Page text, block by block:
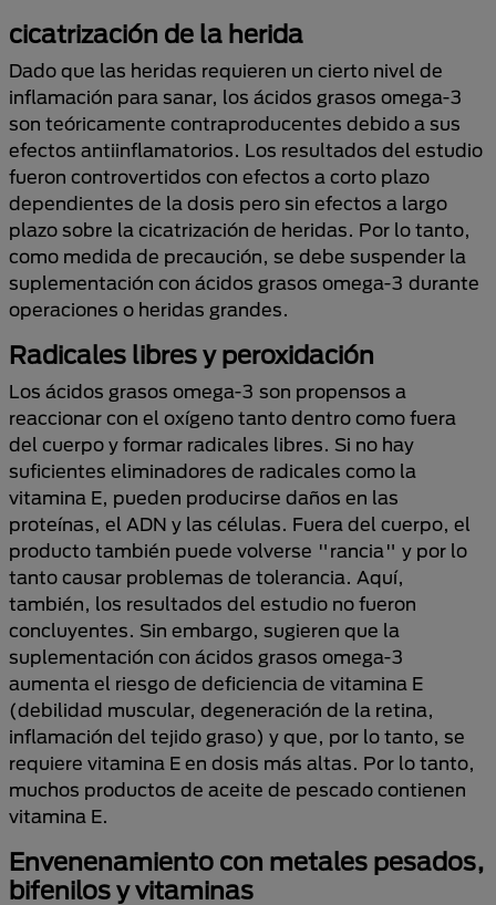
cicatrización de la herida
Dado que las heridas requieren un cierto nivel de
inflamación para sanar, los ácidos grasos omega-3
son teóricamente contraproducentes debido a sus
efectos antiinflamatorios. Los resultados del estudio
fueron controvertidos con efectos a corto plazo
dependientes de la dosis pero sin efectos a largo
plazo sobre la cicatrización de heridas. Por lo tanto,
como medida de precaución, se debe suspender la
suplementación con ácidos grasos omega-3 durante
operaciones o heridas grandes.
Radicales libres y peroxidación
Los ácidos grasos omega-3 son propensos a
reaccionar con el oxígeno tanto dentro como fuera
del cuerpo y formar radicales libres. Si no hay
suficientes eliminadores de radicales como la
vitamina E, pueden producirse daños en las
proteínas, el ADN y las células. Fuera del cuerpo, el
producto también puede volverse "rancia" y por lo
tanto causar problemas de tolerancia. Aquí,
también, los resultados del estudio no fueron
concluyentes. Sin embargo, sugieren que la
suplementación con ácidos grasos omega-3
aumenta el riesgo de deficiencia de vitamina E
(debilidad muscular, degeneración de la retina,
inflamación del tejido graso) y que, por lo tanto, se
requiere vitamina E en dosis más altas. Por lo tanto,
muchos productos de aceite de pescado contienen
vitamina E.
Envenenamiento con metales pesados,
bifenilos y vitaminas